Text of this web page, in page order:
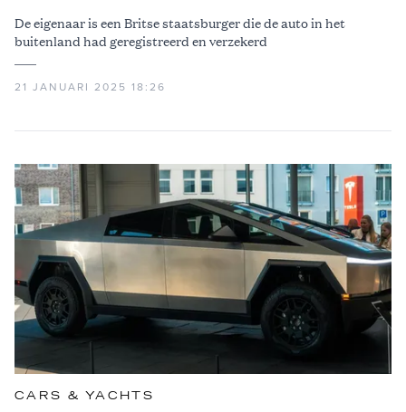
De eigenaar is een Britse staatsburger die de auto in het
buitenland had geregistreerd en verzekerd
21 JANUARI 2025 18:26
CARS & YACHTS